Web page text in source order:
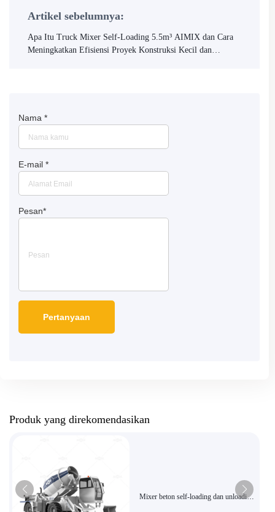
Artikel sebelumnya:
Apa Itu Truck Mixer Self-Loading 5.5m³ AIMIX dan Cara
Meningkatkan Efisiensi Proyek Konstruksi Kecil dan
Nama *
E-mail *
Pesan*
Produk yang direkomendasikan
Mixer beton self-loading dan unloading